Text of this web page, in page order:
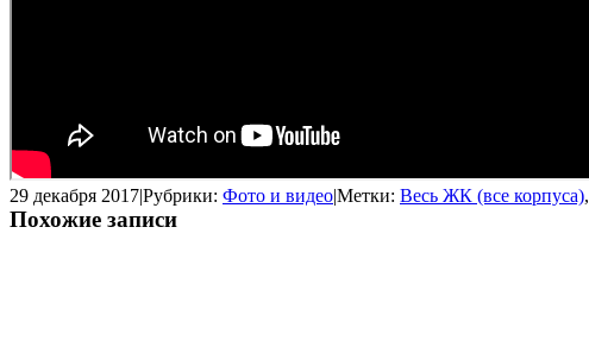
29 декабря 2017|Рубрики: Фото и видео|Метки: Весь ЖК (все корпуса),
Похожие записи